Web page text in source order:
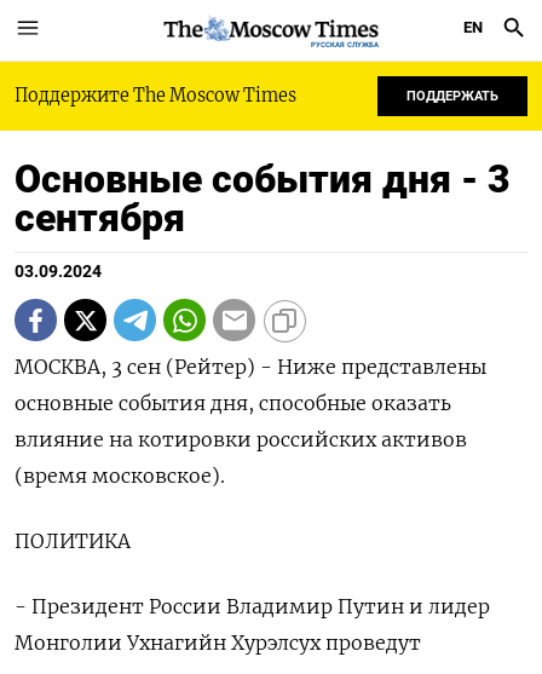
РУССКАЯ СЛУЖБА
EN
Поддержите The Moscow Times ПОДДЕРЖАТЬ
Основные события дня - 3
сентября
03.09.2024
МОСКВА, 3 сен (Рейтер) - Ниже представлены
основные события дня, способные оказать
влияние на котировки российских активов
(время московское).
ПОЛИТИКА
- Президент России Владимир Путин и лидер
Монголии Ухнагийн Хурэлсух проведут